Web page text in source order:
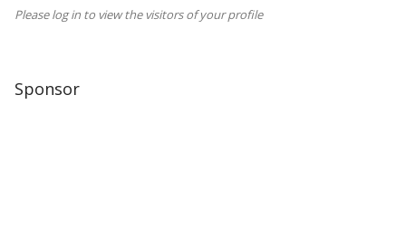
Please log in to view the visitors of your profile
Sponsor